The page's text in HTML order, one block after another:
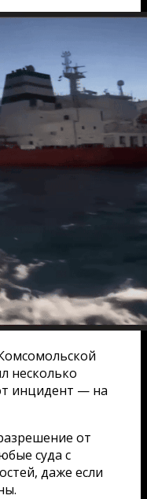
несколько
инцидент — на
от
суда с
даже если